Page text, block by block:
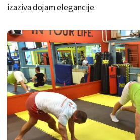
izaziva dojam elegancije.